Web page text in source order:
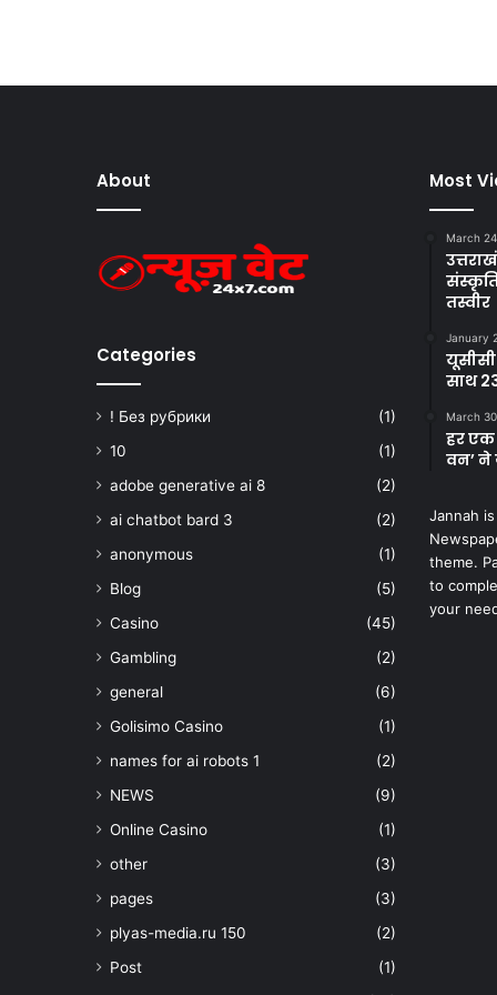
About
Categories
! Без рубрики
(1)
10
(1)
adobe generative ai 8
(2)
ai chatbot bard 3
(2)
anonymous
(1)
Blog
(5)
Casino
(45)
Gambling
(2)
general
(6)
Golisimo Casino
(1)
names for ai robots 1
(2)
NEWS
(9)
Online Casino
(1)
other
(3)
pages
(3)
plyas-media.ru 150
(2)
Post
(1)
Most
March
तस्वीर
January
साथ
March
हर एक
वन’ ने
Jannah
theme.
to
your